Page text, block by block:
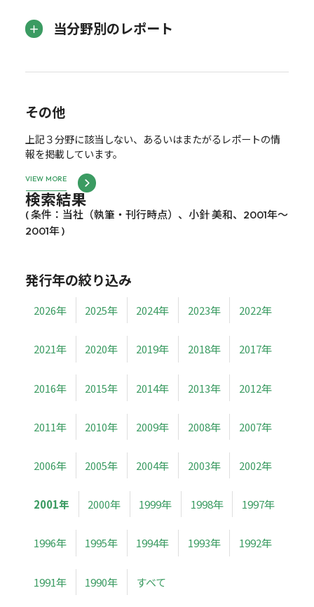
当分野別のレポート
その他
上記３分野に該当しない、あるいはまたがるレポートの情
報を掲載しています。
VIEW MORE
検索結果
( 条件：当社（執筆・刊行時点）、小針 美和、2001年～
2001年 )
発行年の絞り込み
2026年 2025年 2024年 2023年 2022年
2021年 2020年 2019年 2018年 2017年
2016年 2015年 2014年 2013年 2012年
2011年 2010年 2009年 2008年 2007年
2006年 2005年 2004年 2003年 2002年
2001年 2000年 1999年 1998年 1997年
1996年 1995年 1994年 1993年 1992年
1991年 1990年 すべて